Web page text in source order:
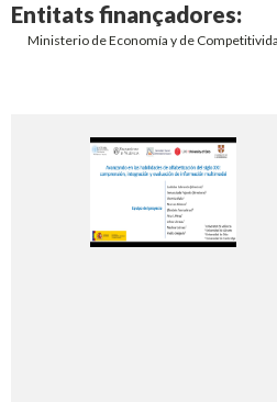
Entitats finançadores:
Ministerio de Economía y de